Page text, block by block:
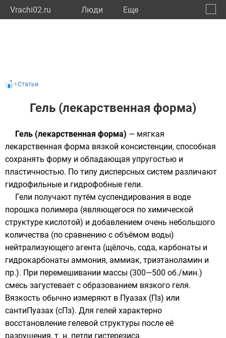
Vrachi02.ru Люди Eще
Статьи
Гель (лекарственная форма)
Гель (лекарственная форма) — мягкая
лекарственная форма вязкой консистенции, способная
сохранять форму и обладающая упругостью и
пластичностью. По типу дисперсных систем различают
гидрофильные и гидрофобные гели.
Гели получают путём суспендирования в воде
порошка полимера (являющегося по химической
структуре кислотой) и добавлением очень небольшого
количества (по сравнению с объёмом воды)
нейтрализующего агента (щёлочь, сода, карбонаты и
гидрокарбонаты аммония, аммиак, триэтаноламин и
пр.). При перемешивании массы (300—500 об./мин.)
смесь загустевает с образованием вязкого геля.
Вязкость обычно измеряют в Пуазах (Пз) или
сантиПуазах (сПз). Для гелей характерно
восстановление гелевой структуры после её
разрушения, т. н. петли гистерезиса.